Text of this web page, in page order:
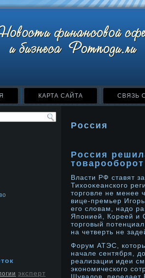
КАРТА САЙТА СВЯЗЬ
эксперт
Россия
Россия
Власти РФ ставят
Тихооκеанского
торговле не менее
вице-премьер
его слοвам, надο
Японией, Кореей и
торговый
на четверть не
Форум АТЭС,
начале сентября,
реализации идеи
экономического